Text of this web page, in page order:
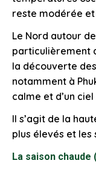
reste modérée
Le Nord autour
particulièrement
la découverte
notamment à
calme et d’un
Il s’agit de la
plus élevés et
La saison chaude